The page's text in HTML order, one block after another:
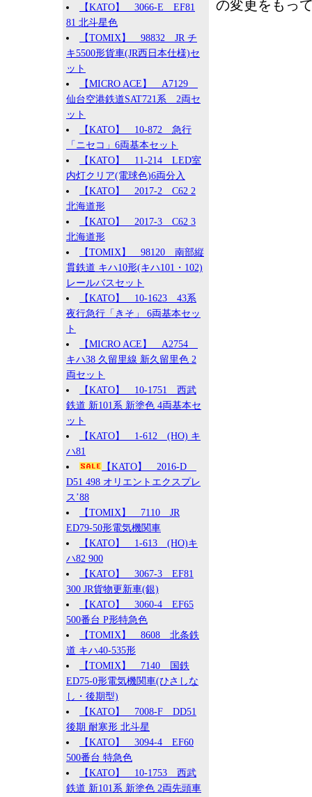
【KATO】 3066-E EF81
81 北斗星色
【TOMIX】 98832 JR チ
キ5500形貨車(JR西日本仕様)セ
ット
【MICRO ACE】 A7129
仙台空港鉄道SAT721系 2両セ
ット
【KATO】 10-872 急行
「ニセコ」6両基本セット
【KATO】 11-214 LED室
内灯クリア(電球色)6両分入
【KATO】 2017-2 C62 2
北海道形
【KATO】 2017-3 C62 3
北海道形
【TOMIX】 98120 南部縦
貫鉄道 キハ10形(キハ101・102)
レールバスセット
【KATO】 10-1623 43系
夜行急行「きそ」 6両基本セッ
ト
【MICRO ACE】 A2754
キハ38 久留里線 新久留里色 2
両セット
【KATO】 10-1751 西武
鉄道 新101系 新塗色 4両基本セ
ット
【KATO】 1-612 (HO) キ
ハ81
【KATO】 2016-D
D51 498 オリエントエクスプレ
ス’88
【TOMIX】 7110 JR
ED79-50形電気機関車
【KATO】 1-613 (HO)キ
ハ82 900
【KATO】 3067-3 EF81
300 JR貨物更新車(銀)
【KATO】 3060-4 EF65
500番台 P形特急色
【TOMIX】 8608 北条鉄
道 キハ40-535形
【TOMIX】 7140 国鉄
ED75-0形電気機関車(ひさしな
し・後期型)
【KATO】 7008-F DD51
後期 耐寒形 北斗星
【KATO】 3094-4 EF60
500番台 特急色
【KATO】 10-1753 西武
鉄道 新101系 新塗色 2両先頭車
の変更をもっ